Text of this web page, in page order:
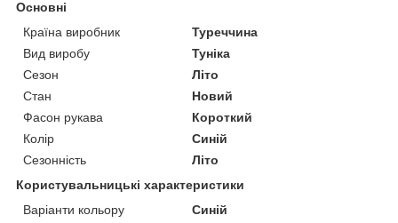
Основні
Країна виробник
Туреччина
Вид виробу
Туніка
Сезон
Літо
Стан
Новий
Фасон рукава
Короткий
Колір
Синій
Сезонність
Літо
Користувальницькі характеристики
Варіанти кольору
Синій